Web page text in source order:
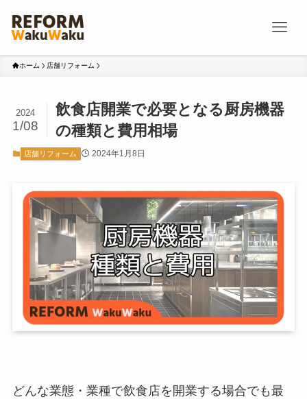
ホーム 店舗リフォーム
飲食店開業で必要となる厨房機器
の種類と費用相場
2024
1/08
店舗リフォーム 2024年1月8日
どんな業態・業種で飲食店を開業する場合でも最